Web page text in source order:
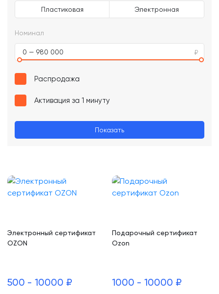
Пластиковая Электронная
Номинал
0 — 980 000
Распродажа
Активация за 1 минуту
Показать
Электронный сертификат
OZON
500 - 10000 ₽
Подарочный сертификат
Ozon
1000 - 10000 ₽